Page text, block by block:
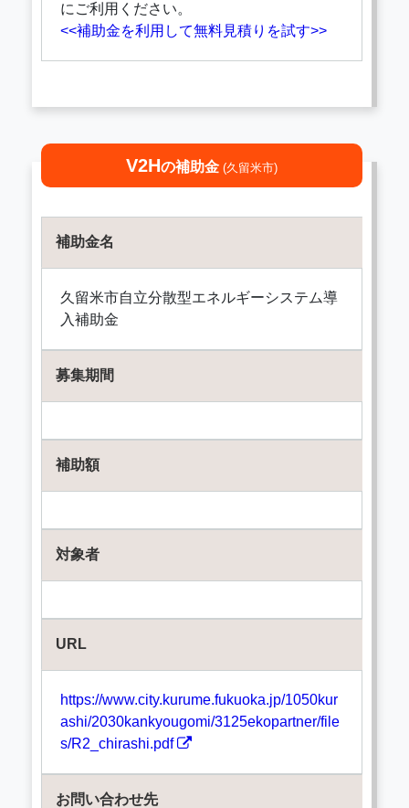
にご利用ください。
<<補助金を利用して無料見積りを試す>>
V2Hの補助金 (久留米市)
補助金名
久留米市自立分散型エネルギーシステム導
入補助金
募集期間
補助額
対象者
URL
https://www.city.kurume.fukuoka.jp/1050kur
ashi/2030kankyougomi/3125ekopartner/file
s/R2_chirashi.pdf
お問い合わせ先